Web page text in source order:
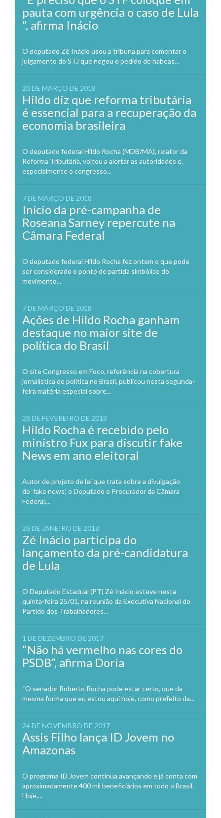
pauta com urgência o caso de Lula
“, afirma Inácio
O deputado Zé Inácio usou a tribuna para comentar o
julgamento do STJ que negou o pedido de habeas...
20 DE MARÇO DE 2018
Hildo diz que reforma tributária
é essencial para a recuperação da
economia brasileira
O deputado federal Hildo Rocha (MDB/MA), relator da
Reforma Tributária, voltou a alertar as autoridades e,
especialmente o congresso...
7 DE MARÇO DE 2018
Início da pré-campanha de
Roseana Sarney repercute na
Câmara Federal
O deputado federal Hildo Rocha fez ontem o que pode
ser considerado o ponto de partida simbólico do
movimento...
7 DE MARÇO DE 2018
Ações de Hildo Rocha ganham
destaque no maior site de
política do Brasil
O site Congresso em Foco, referência na cobertura
jornalística de política no Brasil, publicou nesta segunda-
feira matéria especial sobre...
28 DE FEVEREIRO DE 2018
Hildo Rocha é recebido pelo
ministro Fux para discutir fake
News em ano eleitoral
Autor de projeto de lei que trata sobre a divulgação
de ‘fake news’, o Deputado e Procurador da Câmara
Federal,...
26 DE JANEIRO DE 2018
Zé Inácio participa do
lançamento da pré-candidatura
de Lula
O Deputado Estadual (PT) Zé Inácio esteve nesta
quinta-feira 25/01, na reunião da Executiva Nacional do
Partido dos Trabalhadores...
1 DE DEZEMBRO DE 2017
“Não há vermelho nas cores do
PSDB”, afirma Doria
“O senador Roberto Rocha pode estar certo, que da
mesma forma que eu estou aqui hoje, como prefeito da...
24 DE NOVEMBRO DE 2017
Assis Filho lança ID Jovem no
Amazonas
O programa ID Jovem continua avançando e já conta com
aproximadamente 400 mil beneficiários em todo o Brasil.
Hoje,...